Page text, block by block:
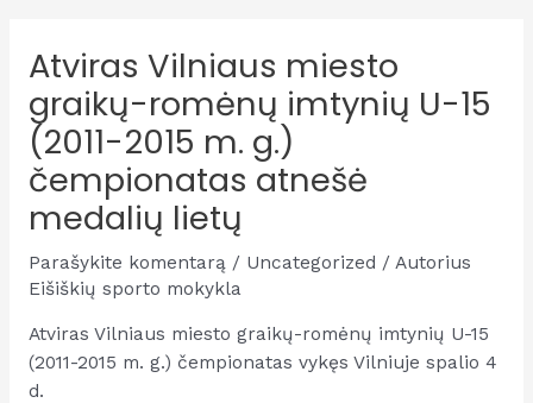
Atviras Vilniaus miesto
graikų-romėnų imtynių U-15
(2011-2015 m. g.)
čempionatas atnešė
medalių lietų
Parašykite komentarą / Uncategorized / Autorius
Eišiškių sporto mokykla
Atviras Vilniaus miesto graikų-romėnų imtynių U-15
(2011-2015 m. g.) čempionatas vykęs Vilniuje spalio 4
d.